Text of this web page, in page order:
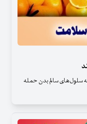
سلول‌های سالم بدن حمله